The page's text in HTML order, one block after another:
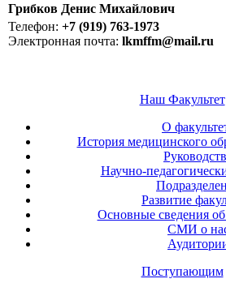
Грибков Денис Михайлович
Телефон: +7 (919) 763-1973
Электронная почта: lkmffm@mail.ru
Наш Факультет
О
История медицинского
Научно-
Развитие
Основные сведения
СМИ о
Поступающим